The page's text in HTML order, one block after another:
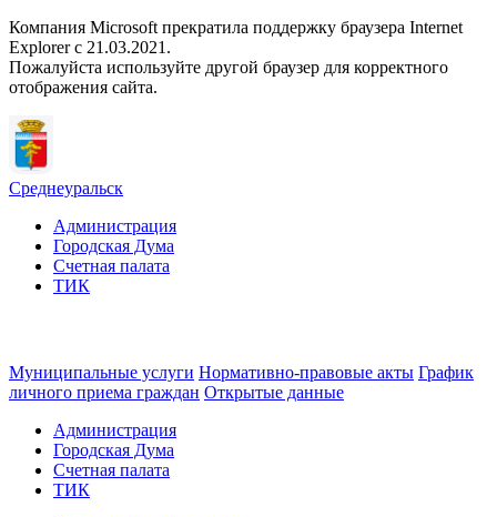
Компания Microsoft прекратила поддержку браузера Internet
Explorer c 21.03.2021.
Пожалуйста используйте другой браузер для корректного
отображения сайта.
Среднеуральск
Администрация
Городская Дума
Счетная палата
ТИК
Муниципальные услуги Нормативно-правовые акты График
личного приема граждан Открытые данные
Администрация
Городская Дума
Счетная палата
ТИК